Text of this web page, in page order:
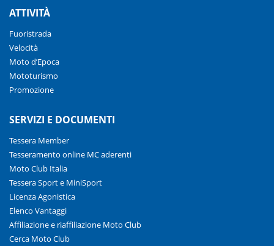
ATTIVITÀ
Fuoristrada
Velocità
Moto d’Epoca
Mototurismo
Promozione
SERVIZI E DOCUMENTI
Tessera Member
Tesseramento online MC aderenti
Moto Club Italia
Tessera Sport e MiniSport
Licenza Agonistica
Elenco Vantaggi
Affiliazione e riaffiliazione Moto Club
Cerca Moto Club